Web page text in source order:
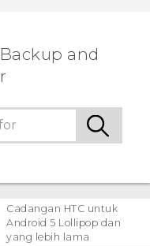
and
Cadangan HTC untuk
Android 5 Lollipop dan
yang lebih lama